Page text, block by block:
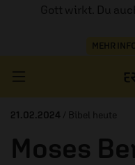
Gott wirkt. Du
MEHR
21.02.2024 / Bibel heute
Moses